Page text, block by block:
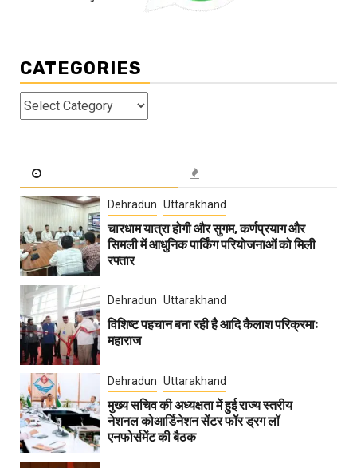
CATEGORIES
Categories
Dehradun Uttarakhand
चारधाम यात्रा होगी और सुगम, कर्णप्रयाग और
सिमली में आधुनिक पार्किंग परियोजनाओं को मिली
रफ्तार
Dehradun Uttarakhand
विशिष्ट पहचान बना रही है आदि कैलाश परिक्रमाः
महाराज
Dehradun Uttarakhand
मुख्य सचिव की अध्यक्षता में हुई राज्य स्तरीय
नेशनल कोआर्डिनेशन सेंटर फॉर ड्रग लॉ
एनफोर्समेंट की बैठक